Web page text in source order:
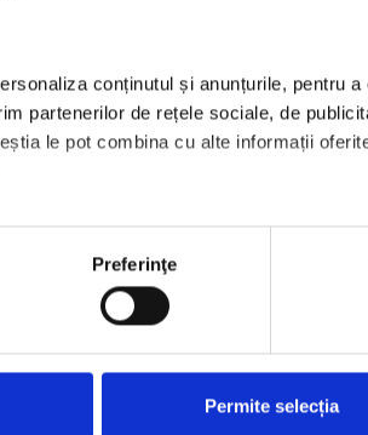
conținutul și anunțurile, pentru
partenerilor de rețele sociale, de
le pot combina cu alte informații
Preferinţe
Permite selecția